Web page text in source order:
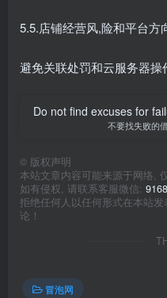
5.5.店铺经营风,险和平台方
避免关联处罚和云服务器操
Do not find excuses for
不要找失败的
© 版权声明
本站文章内容可能来源于网络,
如有侵权, 请联系客服微信:
拒绝任何人以任何形式在本站
论！
冒泡网